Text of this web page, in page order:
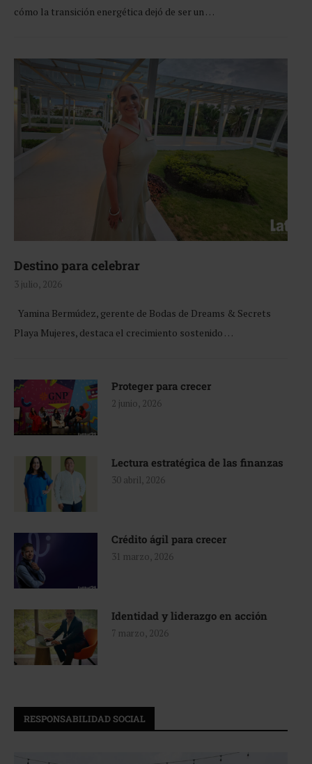
cómo la transición energética dejó de ser un …
Destino para celebrar
3 julio, 2026
Yamina Bermúdez, gerente de Bodas de Dreams & Secrets
Playa Mujeres, destaca el crecimiento sostenido …
Proteger para crecer
2 junio, 2026
Lectura estratégica de las finanzas
30 abril, 2026
Crédito ágil para crecer
31 marzo, 2026
Identidad y liderazgo en acción
7 marzo, 2026
RESPONSABILIDAD SOCIAL